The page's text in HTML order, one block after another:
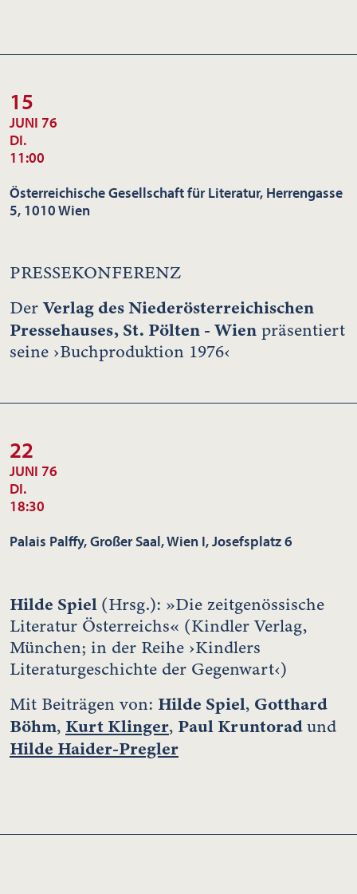
15
JUNI 76
DI.
11:00
Österreichische Gesellschaft für Literatur, Herrengasse
5, 1010 Wien
PRESSEKONFERENZ
DerVerlag des Niederösterreichischen
Pressehauses, St. Pölten - Wien präsentiert
seine ›Buchproduktion 1976‹
22
JUNI 76
DI.
18:30
Palais Palffy, Großer Saal, Wien I, Josefsplatz 6
Hilde Spiel (Hrsg.): »Die zeitgenössische
Literatur Österreichs« (Kindler Verlag,
München; in der Reihe ›Kindlers
Literaturgeschichte der Gegenwart‹)
Mit Beiträgen von: Hilde Spiel, Gotthard
Böhm, Kurt Klinger, Paul Kruntoradund
Hilde Haider-Pregler